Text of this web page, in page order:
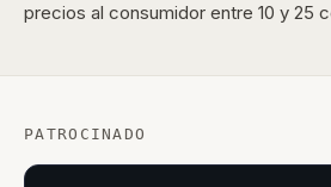
precios al consumidor entre 10 y 25
PATROCINADO